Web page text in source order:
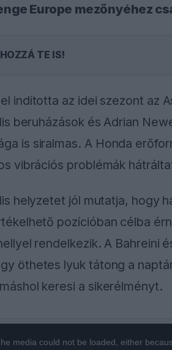
Europe mezőnyéhez
TE IS!
indította az idei szezont az
beruházások és Adrian
is siralmas. A Honda
vibrációs problémák
helyzetet jól mutatja, hogy
pozícióban célba
rendelkezik. A Bahreini
öthetes lyuk tátong a
keresi a sikerélményt.
media could not be loaded, either